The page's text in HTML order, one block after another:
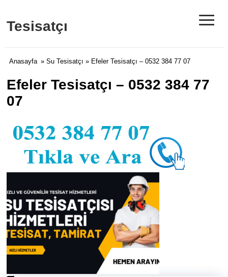
Tesisatçı ≡
Anasayfa » Su Tesisatçı » Efeler Tesisatçı – 0532 384 77 07
Efeler Tesisatçı – 0532 384 77
07